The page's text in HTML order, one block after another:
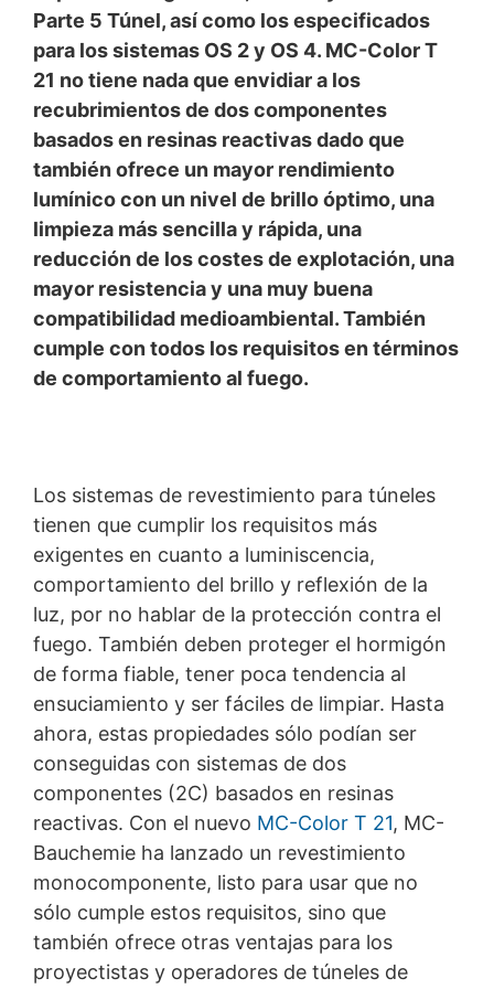
Parte 5 Túnel, así como los especificados
para los sistemas OS 2 y OS 4. MC-Color T
21 no tiene nada que envidiar a los
recubrimientos de dos componentes
basados en resinas reactivas dado que
también ofrece un mayor rendimiento
lumínico con un nivel de brillo óptimo, una
limpieza más sencilla y rápida, una
reducción de los costes de explotación, una
mayor resistencia y una muy buena
compatibilidad medioambiental. También
cumple con todos los requisitos en términos
de comportamiento al fuego.
Los sistemas de revestimiento para túneles
tienen que cumplir los requisitos más
exigentes en cuanto a luminiscencia,
comportamiento del brillo y reflexión de la
luz, por no hablar de la protección contra el
fuego. También deben proteger el hormigón
de forma fiable, tener poca tendencia al
ensuciamiento y ser fáciles de limpiar. Hasta
ahora, estas propiedades sólo podían ser
conseguidas con sistemas de dos
componentes (2C) basados en resinas
reactivas. Con el nuevo MC-Color T 21, MC-
Bauchemie ha lanzado un revestimiento
monocomponente, listo para usar que no
sólo cumple estos requisitos, sino que
también ofrece otras ventajas para los
proyectistas y operadores de túneles de
You Tube
Nuestra página web utiliza plugins de YouTube, que es
operado por Google. El operador de las páginas es
YouTube LLC, 901 Cherry Ave., San Bruno, CA 94066,
USA. Si visita una de nuestras páginas con un plugin de
YouTube, se establece una conexión con los servidores
de YouTube. Aquí se informa al servidor de YouTube
sobre cuál de nuestras páginas ha visitado. Si estás
conectado a tu cuenta de YouTube, YouTube te permite
asociar tu comportamiento de navegación directamente
con tu perfil personal. Puedes evitarlo cerrando la
sesión de tu cuenta de YouTube. YouTube se utiliza para
ayudar a que nuestro sitio web sea atractivo. Esto
constituye un interés justificado de acuerdo con el Art.
6 Párrafo 1 (f) de la RPI. Para más información sobre el
tratamiento de los datos de los usuarios, consulte la
Revocación del consentimiento para el tratamiento de
Algunas operaciones de tratamiento de datos sólo son
posibles con su consentimiento expreso. Usted puede
revocar su consentimiento en cualquier momento con
efecto futuro. Basta con un correo electrónico informal
que haga esta solicitud. Los datos procesados antes de
que recibamos su solicitud pueden ser procesados
legalmente.
Derecho a presentar quejas ante las autoridades
reguladoras
Si se ha producido una infracción de la legislación de
protección de datos, la persona afectada puede
presentar una queja ante las autoridades reguladoras
competentes. La autoridad reguladora competente
para los asuntos relacionados con la legislación de
protección de datos es:
Landesbeauftragte für Datenschutz und
Informationsfreiheit NRW, Düsseldorf.